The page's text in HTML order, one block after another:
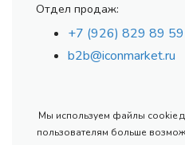
Отдел продаж:
+7 (926) 829 89 59
b2b@iconmarket.ru
Мы используем файлы cookie
пользователям больше